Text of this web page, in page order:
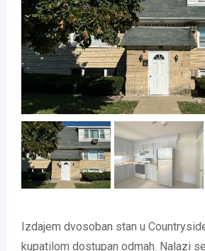
Izdajem dvosoban stan u
kupatilom dostupan odmah. Nalazi